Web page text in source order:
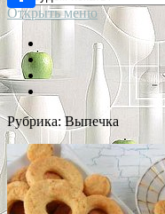
Открыть меню
Рубрика: Выпечка
Отправить